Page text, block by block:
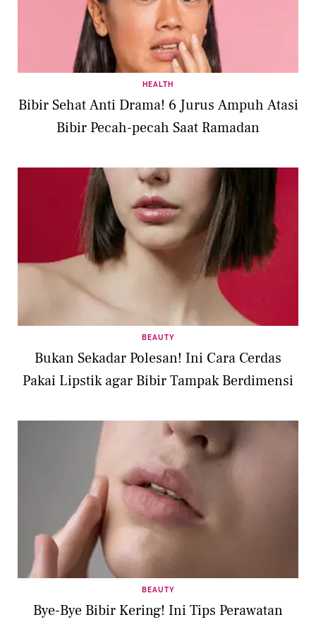
HEALTH
Bibir Sehat Anti Drama! 6 Jurus Ampuh Atasi
Bibir Pecah-pecah Saat Ramadan
BEAUTY
Bukan Sekadar Polesan! Ini Cara Cerdas
Pakai Lipstik agar Bibir Tampak Berdimensi
BEAUTY
Bye-Bye Bibir Kering! Ini Tips Perawatan